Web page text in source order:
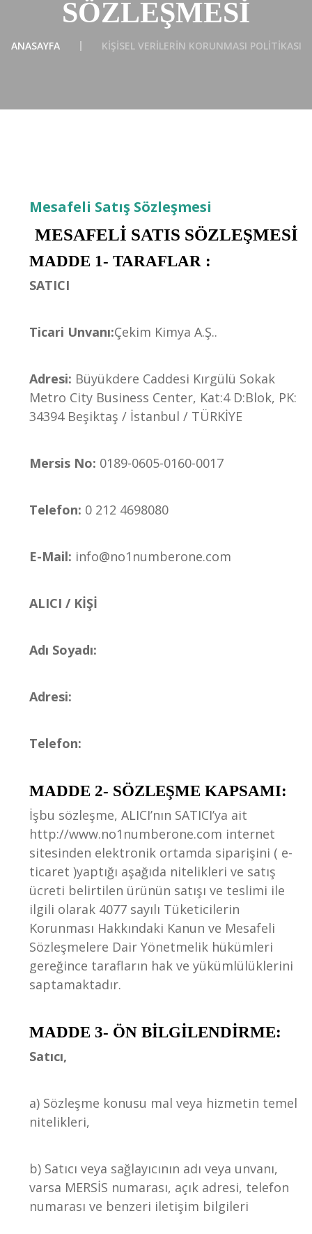
SÖZLEŞMESI
ANASAYFA KİŞİSEL VERİLERİN KORUNMASI POLİTİKASI
Mesafeli Satış Sözleşmesi
MESAFELİ SATIS SÖZLEŞMESİ
MADDE 1- TARAFLAR :
SATICI
Ticari Unvanı:Çekim Kimya A.Ş..
Adresi: Büyükdere Caddesi Kırgülü Sokak
Metro City Business Center, Kat:4 D:Blok, PK:
34394 Beşiktaş / İstanbul / TÜRKİYE
Mersis No: 0189-0605-0160-0017
Telefon: 0 212 4698080
E-Mail: info@no1numberone.com
ALICI / KİŞİ
Adı Soyadı:
Adresi:
Telefon:
MADDE 2- SÖZLEŞME KAPSAMI:
İşbu sözleşme, ALICI’nın SATICI’ya ait
http://www.no1numberone.com internet
sitesinden elektronik ortamda siparişini ( e-
ticaret )yaptığı aşağıda nitelikleri ve satış
ücreti belirtilen ürünün satışı ve teslimi ile
ilgili olarak 4077 sayılı Tüketicilerin
Korunması Hakkındaki Kanun ve Mesafeli
Sözleşmelere Dair Yönetmelik hükümleri
gereğince tarafların hak ve yükümlülüklerini
saptamaktadır.
MADDE 3- ÖN BİLGİLENDİRME:
Satıcı,
a) Sözleşme konusu mal veya hizmetin temel
nitelikleri,
b) Satıcı veya sağlayıcının adı veya unvanı,
varsa MERSİS numarası, açık adresi, telefon
numarası ve benzeri iletişim bilgileri